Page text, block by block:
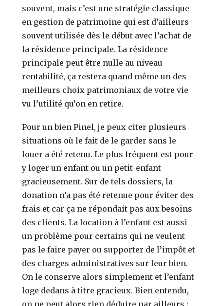
souvent, mais c’est une stratégie classique
en gestion de patrimoine qui est d’ailleurs
souvent utilisée dès le début avec l’achat de
la résidence principale. La résidence
principale peut être nulle au niveau
rentabilité, ça restera quand même un des
meilleurs choix patrimoniaux de votre vie
vu l’utilité qu’on en retire.
Pour un bien Pinel, je peux citer plusieurs
situations où le fait de le garder sans le
louer a été retenu. Le plus fréquent est pour
y loger un enfant ou un petit-enfant
gracieusement. Sur de tels dossiers, la
donation n’a pas été retenue pour éviter des
frais et car ça ne répondait pas aux besoins
des clients. La location à l’enfant est aussi
un problème pour certains qui ne veulent
pas le faire payer ou supporter de l’impôt et
des charges administratives sur leur bien.
On le conserve alors simplement et l’enfant
loge dedans à titre gracieux. Bien entendu,
on ne peut alors rien déduire par ailleurs ;